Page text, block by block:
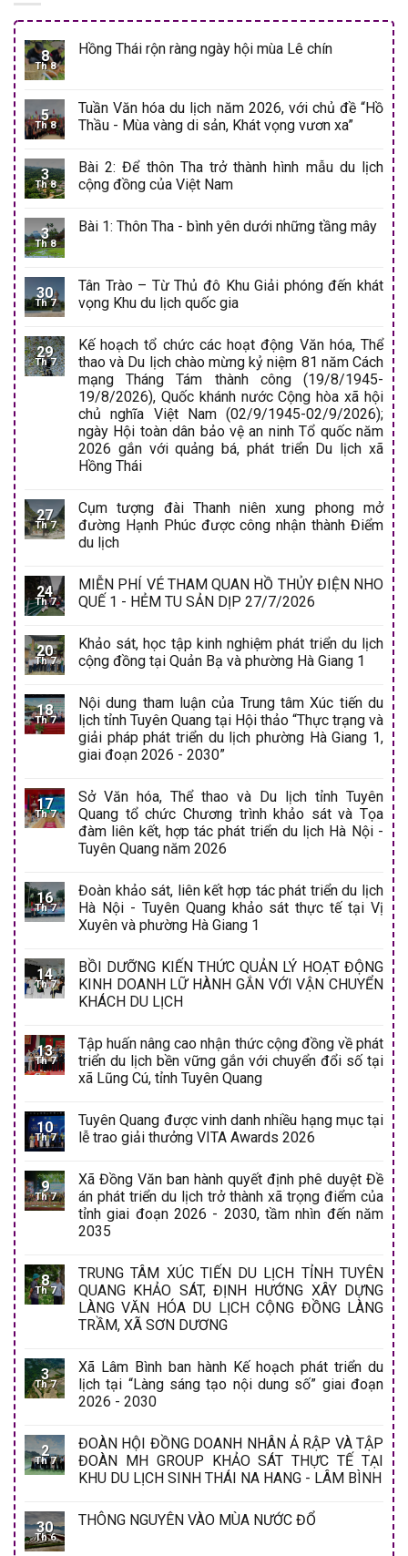
8
Th 8
Hồng Thái rộn ràng ngày hội mùa Lê chín
5
Th 8
Tuần Văn hóa du lịch năm 2026, với chủ đề “Hồ
Thầu - Mùa vàng di sản, Khát vọng vươn xa”
3
Th 8
Bài 2: Để thôn Tha trở thành hình mẫu du lịch
cộng đồng của Việt Nam
3
Th 8
Bài 1: Thôn Tha - bình yên dưới những tầng mây
30
Th 7
Tân Trào – Từ Thủ đô Khu Giải phóng đến khát
vọng Khu du lịch quốc gia
29
Th 7
Kế hoạch tổ chức các hoạt động Văn hóa, Thể
thao và Du lịch chào mừng kỷ niệm 81 năm Cách
mạng Tháng Tám thành công (19/8/1945-
19/8/2026), Quốc khánh nước Cộng hòa xã hội
chủ nghĩa Việt Nam (02/9/1945-02/9/2026);
ngày Hội toàn dân bảo vệ an ninh Tổ quốc năm
2026 gắn với quảng bá, phát triển Du lịch xã
Hồng Thái
27
Th 7
Cụm tượng đài Thanh niên xung phong mở
đường Hạnh Phúc được công nhận thành Điểm
du lịch
24
Th 7
MIỄN PHÍ VÉ THAM QUAN HỒ THỦY ĐIỆN NHO
QUẾ 1 - HẺM TU SẢN DỊP 27/7/2026
20
Th 7
Khảo sát, học tập kinh nghiệm phát triển du lịch
cộng đồng tại Quản Bạ và phường Hà Giang 1
18
Th 7
Nội dung tham luận của Trung tâm Xúc tiến du
lịch tỉnh Tuyên Quang tại Hội thảo “Thực trạng và
giải pháp phát triển du lịch phường Hà Giang 1,
giai đoạn 2026 - 2030”
17
Th 7
Sở Văn hóa, Thể thao và Du lịch tỉnh Tuyên
Quang tổ chức Chương trình khảo sát và Tọa
đàm liên kết, hợp tác phát triển du lịch Hà Nội -
Tuyên Quang năm 2026
16
Th 7
Đoàn khảo sát, liên kết hợp tác phát triển du lịch
Hà Nội - Tuyên Quang khảo sát thực tế tại Vị
Xuyên và phường Hà Giang 1
14
Th 7
BỒI DƯỠNG KIẾN THỨC QUẢN LÝ HOẠT ĐỘNG
KINH DOANH LỮ HÀNH GẮN VỚI VẬN CHUYỂN
KHÁCH DU LỊCH
13
Th 7
Tập huấn nâng cao nhận thức cộng đồng về phát
triển du lịch bền vững gắn với chuyển đổi số tại
xã Lũng Cú, tỉnh Tuyên Quang
10
Th 7
Tuyên Quang được vinh danh nhiều hạng mục tại
lễ trao giải thưởng VITA Awards 2026
9
Th 7
Xã Đồng Văn ban hành quyết định phê duyệt Đề
án phát triển du lịch trở thành xã trọng điểm của
tỉnh giai đoạn 2026 - 2030, tầm nhìn đến năm
2035
8
Th 7
TRUNG TÂM XÚC TIẾN DU LỊCH TỈNH TUYÊN
QUANG KHẢO SÁT, ĐỊNH HƯỚNG XÂY DỰNG
LÀNG VĂN HÓA DU LỊCH CỘNG ĐỒNG LÀNG
TRẦM, XÃ SƠN DƯƠNG
3
Th 7
Xã Lâm Bình ban hành Kế hoạch phát triển du
lịch tại “Làng sáng tạo nội dung số” giai đoạn
2026 - 2030
2
Th 7
ĐOÀN HỘI ĐỒNG DOANH NHÂN Ả RẬP VÀ TẬP
ĐOÀN MH GROUP KHẢO SÁT THỰC TẾ TẠI
KHU DU LỊCH SINH THÁI NA HANG - LÂM BÌNH
30
Th 6
THÔNG NGUYÊN VÀO MÙA NƯỚC ĐỔ